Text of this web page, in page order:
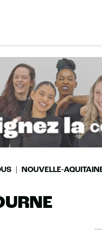
NOUVELLE-